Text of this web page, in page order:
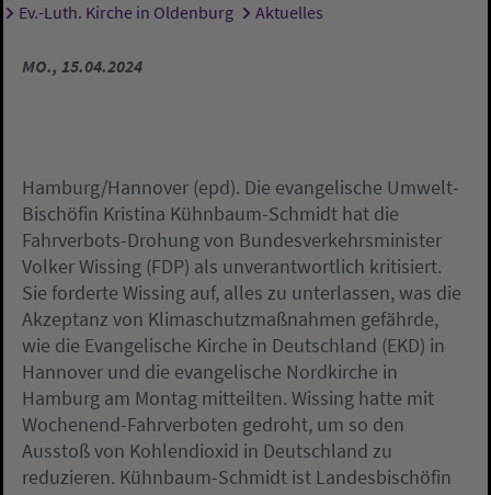
Sie sind hier:
Ev.-Luth. Kirche in Oldenburg Aktuelles
MO., 15.04.2024
Hamburg/Hannover (epd). Die evangelische Umwelt-
Bischöfin Kristina Kühnbaum-Schmidt hat die
Fahrverbots-Drohung von Bundesverkehrsminister
Volker Wissing (FDP) als unverantwortlich kritisiert.
Sie forderte Wissing auf, alles zu unterlassen, was die
Akzeptanz von Klimaschutzmaßnahmen gefährde,
wie die Evangelische Kirche in Deutschland (EKD) in
Hannover und die evangelische Nordkirche in
Hamburg am Montag mitteilten. Wissing hatte mit
Wochenend-Fahrverboten gedroht, um so den
Ausstoß von Kohlendioxid in Deutschland zu
reduzieren. Kühnbaum-Schmidt ist Landesbischöfin